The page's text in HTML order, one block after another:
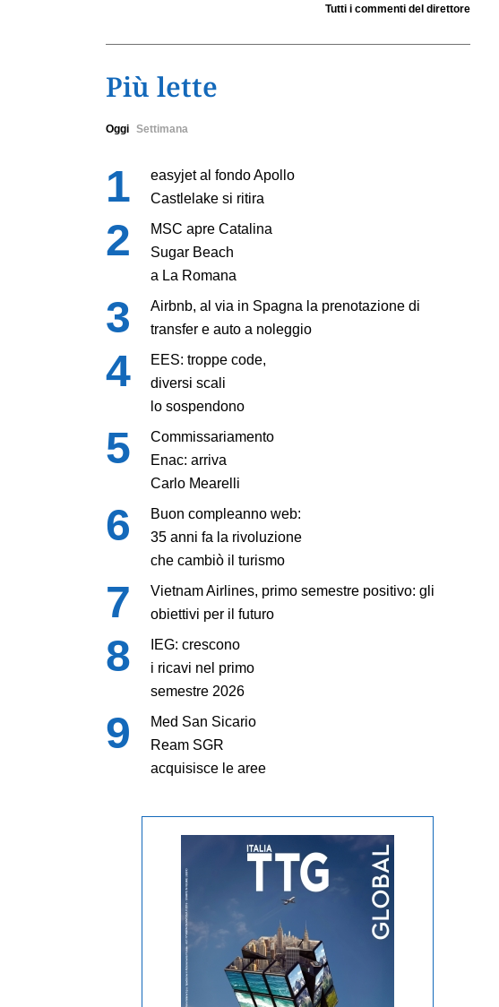
Tutti i commenti del direttore
Più lette
Oggi Settimana
easyjet al fondo Apollo
Castlelake si ritira
MSC apre Catalina
Sugar Beach
a La Romana
Airbnb, al via in Spagna la prenotazione di
transfer e auto a noleggio
EES: troppe code,
diversi scali
lo sospendono
Commissariamento
Enac: arriva
Carlo Mearelli
Buon compleanno web:
35 anni fa la rivoluzione
che cambiò il turismo
Vietnam Airlines, primo semestre positivo: gli
obiettivi per il futuro
IEG: crescono
i ricavi nel primo
semestre 2026
Med San Sicario
Ream SGR
acquisisce le aree